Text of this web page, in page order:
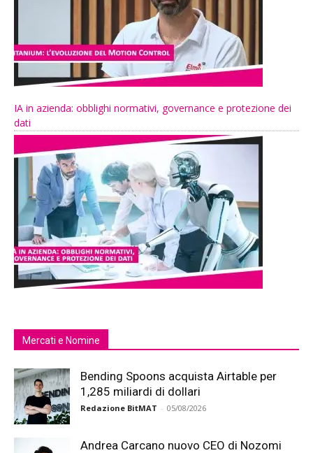
IA in azienda: obblighi normativi, governance e protezione dei
dati
Mercati e Nomine
Bending Spoons acquista Airtable per
1,285 miliardi di dollari
Redazione BitMAT - 05/08/2026
Andrea Carcano nuovo CEO di Nozomi